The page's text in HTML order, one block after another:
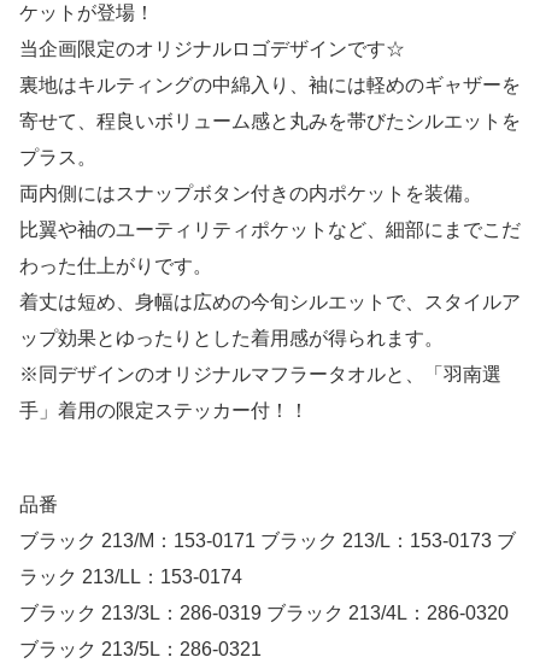
ケットが登場！
当企画限定のオリジナルロゴデザインです☆
裏地はキルティングの中綿入り、袖には軽めのギャザーを
寄せて、程良いボリューム感と丸みを帯びたシルエットを
プラス。
両内側にはスナップボタン付きの内ポケットを装備。
比翼や袖のユーティリティポケットなど、細部にまでこだ
わった仕上がりです。
着丈は短め、身幅は広めの今旬シルエットで、スタイルア
ップ効果とゆったりとした着用感が得られます。
※同デザインのオリジナルマフラータオルと、「羽南選
手」着用の限定ステッカー付！！
品番
ブラック 213/M：153-0171 ブラック 213/L：153-0173 ブ
ラック 213/LL：153-0174
ブラック 213/3L：286-0319 ブラック 213/4L：286-0320
ブラック 213/5L：286-0321